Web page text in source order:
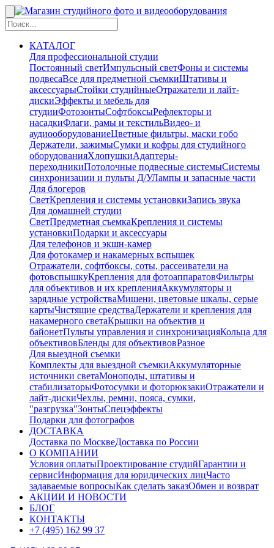
КАТАЛОГ
Для профессиональной студии
Постоянный светИмпульсный светФоны и системы
подвесаВсе для предметной съемкиШтативы и
аксессуарыСтойки студийныеОтражатели и лайт-
дискиЭффекты и мебель для
студииФотозонтыСофтбоксыРефлекторы и
насадкиФлаги, рамы и текстильВидео- и
аудиооборудованиеЦветные фильтры, маски гобо
Держатели, зажимыСумки и кофры для студийного
оборудованияХлопушкиАдаптеры-
переходникиПотолочные подвесные системыСистемы
синхронизации и пульты Д/УЛампы и запасные части
Для блогеров
СветКрепления и системы установкиЗапись звука
Для домашней студии
СветПредметная съемкаКрепления и системы
установкиПодарки и аксессуары
Для телефонов и экшн-камер
Для фотокамер и накамерных вспышек
Отражатели, софтбоксы, соты, рассеиватели на
фотовспышкуКрепления для фотоаппаратовФильтры
для объективов и их крепленияАккумуляторы и
зарядные устройстваМишени, цветовые шкалы, серые
картыЧистящие средстваДержатели и крепления для
накамерного светаКрышки на объектив и
байонетПульты управления и синхронизацияКольца для
объективовБленды для объективовРазное
Для выездной съемки
Комплекты для выездной съемкиАккумуляторные
источники светаМоноподы, штативы и
стабилизаторыФотосумки и фоторюкзакиОтражатели и
лайт-дискиЧехлы, ремни, пояса, сумки,
"разгрузка"ЗонтыСпецэффекты
Подарки для фотографов
ДОСТАВКА
Доставка по МосквеДоставка по России
О КОМПАНИИ
Условия оплатыПроектирование студийГарантии и
сервисИнформация для юридических лицЧасто
задаваемые вопросыКак сделать заказОбмен и возврат
АКЦИИ И НОВОСТИ
БЛОГ
КОНТАКТЫ
+7 (495) 162 99 37